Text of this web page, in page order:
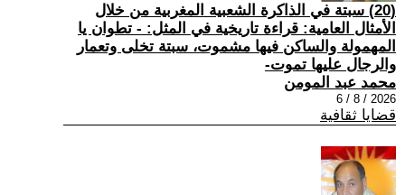
(20) سبتة في الذاكرة الشعبية المغربية من خلال
الأمثال العامية: قراءة تاريخية في المثل: - تطوان يا
المهمولة والساكن فيها مشموت، سبتة تخلى وتعمار
والرجال عليها تموت-
محمد عبد المومن
2026 / 8 / 6
قضايا ثقافية